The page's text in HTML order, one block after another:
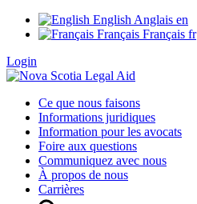
English Anglais en
Français Français fr
Login
Ce que nous faisons
Informations juridiques
Information pour les avocats
Foire aux questions
Communiquez avec nous
À propos de nous
Carrières